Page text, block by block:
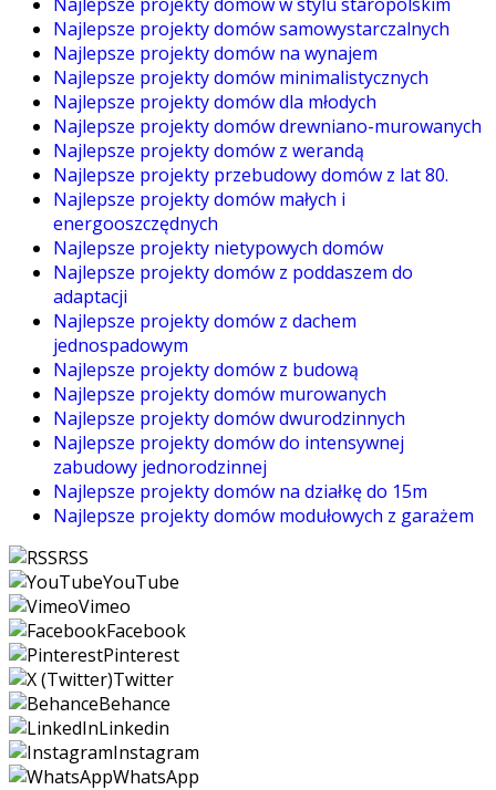
Najlepsze projekty domów samowystarczalnych
Najlepsze projekty domów na wynajem
Najlepsze projekty domów minimalistycznych
Najlepsze projekty domów dla młodych
Najlepsze projekty domów drewniano-murowanych
Najlepsze projekty domów z werandą
Najlepsze projekty przebudowy domów z lat 80.
Najlepsze projekty domów małych i
energooszczędnych
Najlepsze projekty nietypowych domów
Najlepsze projekty domów z poddaszem do
adaptacji
Najlepsze projekty domów z dachem
jednospadowym
Najlepsze projekty domów z budową
Najlepsze projekty domów murowanych
Najlepsze projekty domów dwurodzinnych
Najlepsze projekty domów do intensywnej
zabudowy jednorodzinnej
Najlepsze projekty domów na działkę do 15m
Najlepsze projekty domów modułowych z garażem
RSS
YouTube
Vimeo
Facebook
Pinterest
Twitter
Behance
Linkedin
Instagram
WhatsApp